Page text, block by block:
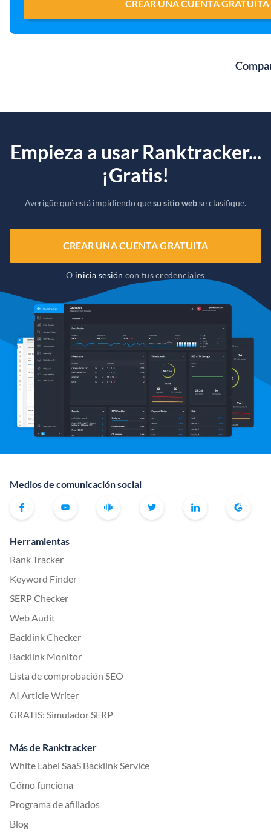
CREAR UNA CUENTA GRATUITA
Empieza a usar Ranktracker...
¡Gratis!
Averigüe qué está impidiendo quesu sitio webse clasifique.
CREAR UNA CUENTA GRATUITA
O inicia sesión con tus credenciales
Medios de comunicación social
Herramientas
Rank Tracker
Keyword Finder
SERP Checker
Web Audit
Backlink Checker
Backlink Monitor
Lista de comprobación SEO
AI Article Writer
GRATIS: Simulador SERP
Más de Ranktracker
White Label SaaS Backlink Service
Cómo funciona
Programa de afiliados
Blog